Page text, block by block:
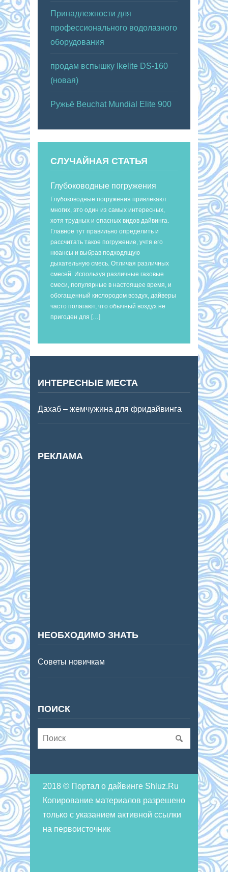
Принадлежности для
профессионального водолазного
оборудования
продам вспышку Ikelite DS-160
(новая)
Ружьё Beuchat Mundial Elite 900
СЛУЧАЙНАЯ СТАТЬЯ
Глубоководные погружения
Глубоководные погружения привлекают
многих, это один из самых интересных,
хотя трудных и опасных видов дайвинга.
Главное тут правильно определить и
рассчитать такое погружение, учтя его
нюансы и выбрав подходящую
дыхательную смесь. Отличая различных
смесей. Используя различные газовые
смеси, популярные в настоящее время, и
обогащенный кислородом воздух, дайверы
часто полагают, что обычный воздух не
пригоден для […]
ИНТЕРЕСНЫЕ МЕСТА
Дахаб – жемчужина для фридайвинга
РЕКЛАМА
НЕОБХОДИМО ЗНАТЬ
Советы новичкам
ПОИСК
2018 © Портал о дайвинге Shluz.Ru
Копирование материалов разрешено
только с указанием активной ссылки
на первоисточник